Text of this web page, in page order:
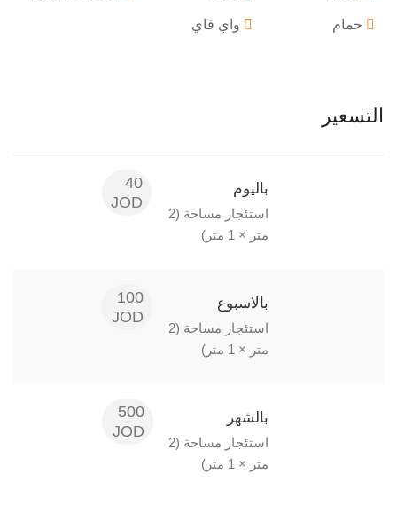
حمام واي فاي
التسعير
باليوم
استئجار مساحة (2
متر × 1 متر)
40
JOD
بالاسبوع
استئجار مساحة (2
متر × 1 متر)
100
JOD
بالشهر
استئجار مساحة (2
متر × 1 متر)
500
JOD